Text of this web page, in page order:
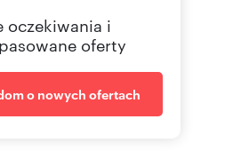
oczekiwania i
oferty
o nowych ofertach